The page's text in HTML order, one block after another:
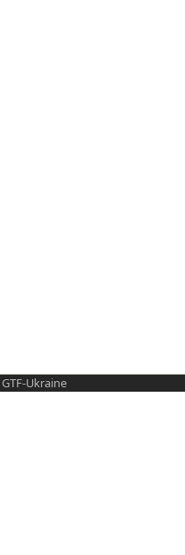
GTF-Ukraine